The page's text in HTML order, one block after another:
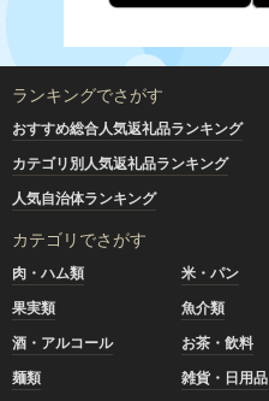
ランキングでさがす
おすすめ総合人気返礼品ランキング
カテゴリ別人気返礼品ランキング
人気自治体ランキング
カテゴリでさがす
肉・ハム類 米・パン
果実類
魚介類
酒・アルコール
お茶・飲料
麺類
雑貨・日用品